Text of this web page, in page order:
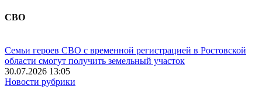
СВО
Семьи героев СВО с временной регистрацией в Ростовской
области смогут получить земельный участок
30.07.2026 13:05
Новости рубрики